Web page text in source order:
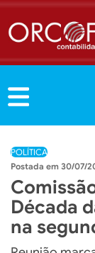
POLÍTICA
30/07/
Década
na